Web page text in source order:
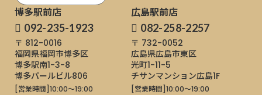
博多駅前店
092-235-1923
〒 812-0016
福岡県福岡市博多区
博多駅南1-3-8
博多パールビル806
[営業時間] 10:00～19:00
広島駅前店
082-258-2257
〒 732-0052
広島県広島市東区
光町1-11-5
チサンマンション広島1F
[営業時間] 10:00～19:00